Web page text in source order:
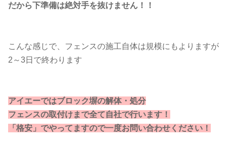
だから下準備は絶対手を抜けません！！
こんな感じで、フェンスの施工自体は規模にもよりますが
2～3日で終わります
アイエーではブロック塀の解体・処分
フェンスの取付けまで全て自社で行います！
「格安」でやってますので一度お問い合わせください！